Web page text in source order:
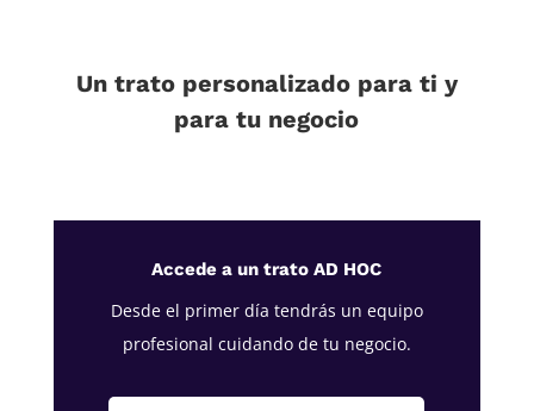
Un trato personalizado para ti y
para tu negocio
Accede a un trato AD HOC
Desde el primer día tendrás un equipo
profesional cuidando de tu negocio.